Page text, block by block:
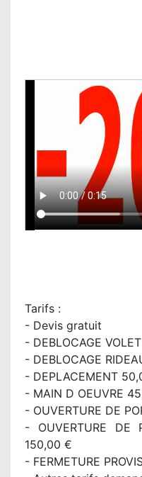
Tarifs :
- Devis gratuit
- DEBLOCAGE
- DEBLOCAGE
- DEPLACEMENT
- MAIN D OEUVRE
- OUVERTURE DE
- OUVERTURE DE
150,00 €
- FERMETURE